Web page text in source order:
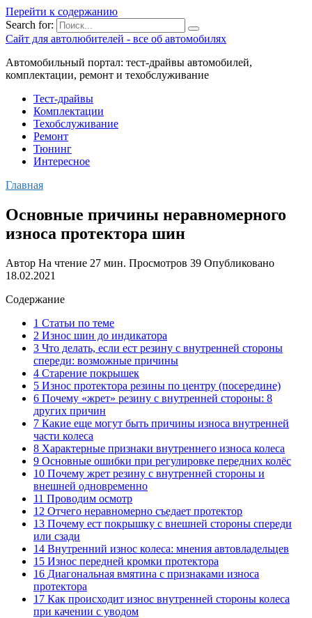
Перейти к содержанию
Search for:
Сайт для автолюбителей - все об автомобилях
Автомобильный портал: тест-драйвы автомобилей,
комплектации, ремонт и техобслуживание
Тест-драйвы
Комплектации
Техобслуживание
Ремонт
Тюнинг
Интересное
Главная
Основные причины неравномерного
износа протектора шин
Автор На чтение 27 мин. Просмотров 39 Опубликовано
18.02.2021
Содержание
1 Статьи по теме
2 Износ шин до индикатора
3 Что делать, если ест резину с внутренней стороны
спереди: возможные причины
4 Старение покрышек
5 Износ протектора резины по центру (посередине)
6 Почему «жрет» резину с внутренней стороны: 8
других причин
7 Какие еще могут быть причины износа внутренней
части колеса
8 Характерные признаки внутреннего износа колеса
9 Основные ошибки при регулировке передних колёс
10 Почему жрет резину с внутренней стороны и
внешней одновременно
11 Проводим осмотр
12 Отчего неравномерно съедает протектор
13 Почему ест покрышку с внешней стороны спереди
или сзади
14 Внутренний износ колеса: мнения автовладельцев
15 Износ передней кромки протектора
16 Диагональная вмятина с признаками износа
протектора
17 Как происходит износ внутренней стороны колеса
при качении с уводом